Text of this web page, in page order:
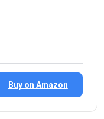
Buy on Amazon